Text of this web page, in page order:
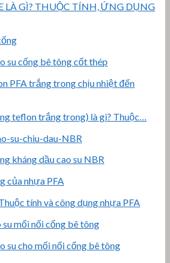
LÀ GÌ? THUỘC TÍNH, ỨNG DỤNG
su cống bê tông cốt thép
teflon trắng trong) là gì? Thuộc…
kháng dầu cao su NBR
tính và công dụng nhựa PFA
su cho mối nối cống bê tông